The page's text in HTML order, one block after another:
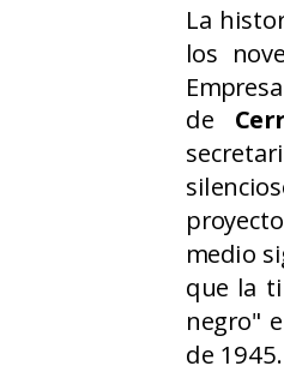
La
los
de
medio
que la
negro"
de 1945.